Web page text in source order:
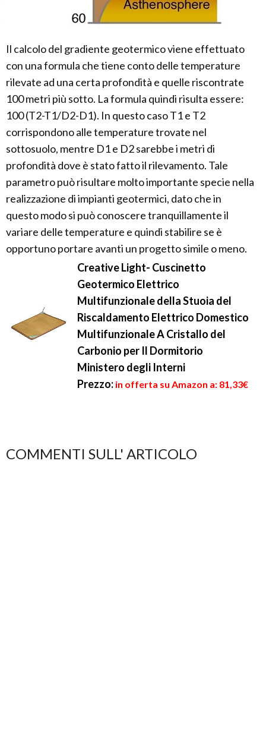
Il calcolo del gradiente geotermico viene effettuato
con una formula che tiene conto delle temperature
rilevate ad una certa profondità e quelle riscontrate
100 metri più sotto. La formula quindi risulta essere:
100 (T2-T1/D2-D1). In questo caso T1 e T2
corrispondono alle temperature trovate nel
sottosuolo, mentre D1 e D2 sarebbe i metri di
profondità dove è stato fatto il rilevamento. Tale
parametro può risultare molto importante specie nella
realizzazione di impianti geotermici, dato che in
questo modo si può conoscere tranquillamente il
variare delle temperature e quindi stabilire se è
opportuno portare avanti un progetto simile o meno.
Creative Light- Cuscinetto
Geotermico Elettrico
Multifunzionale della Stuoia del
Riscaldamento Elettrico Domestico
Multifunzionale A Cristallo del
Carbonio per Il Dormitorio
Ministero degli Interni
Prezzo: in offerta su Amazon a: 81,33€
COMMENTI SULL' ARTICOLO